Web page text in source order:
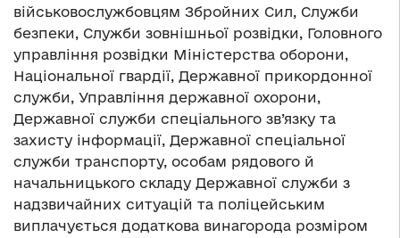
військовослужбовцям Збройних Сил, Служби
безпеки, Служби зовнішньої розвідки, Головного
управління розвідки Міністерства оборони,
Національної гвардії, Державної прикордонної
служби, Управління державної охорони,
Державної служби спеціального зв’язку та
захисту інформації, Державної спеціальної
служби транспорту, особам рядового й
начальницького складу Державної служби з
надзвичайних ситуацій та поліцейським
виплачується додаткова винагорода розміром